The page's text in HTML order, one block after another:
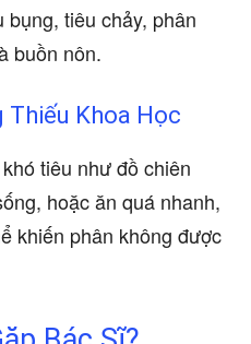
tiêu chảy, phân
buồn nôn.
Thiếu Khoa Học
tiêu như đồ chiên
hoặc ăn quá nhanh,
khiến phân không được